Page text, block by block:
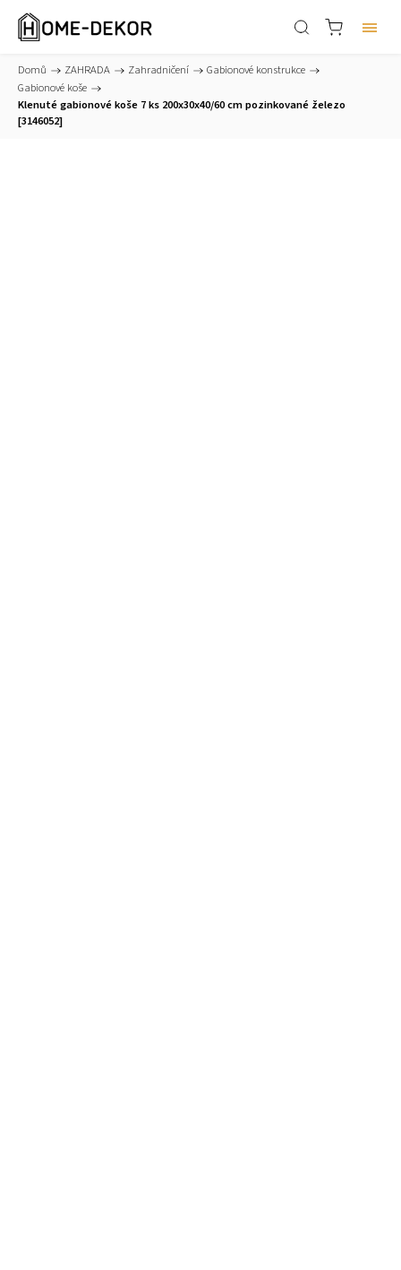
Domů / ZAHRADA / Zahradničení / Gabionové konstrukce /
Gabionové koše /
Klenuté gabionové koše 7 ks 200x30x40/60 cm pozinkované železo
[3146052]